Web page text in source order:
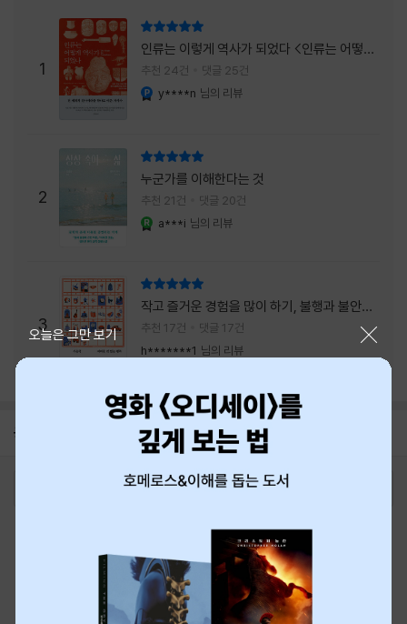
있고 무너지지 않는 것보다 다시 일어서는 일이
더 중요하다는 사실을 담담하게 보여줍니다. 그
래서 읽는 내내 위로가 과장되지 않았고, 오히
려 그 절제된 진심 덕분에 더 오래 마음에 남았
습니다. 책 곳곳에
1
인류는 이렇게 역사가 되었다 <인류는 어떻게
역사가 되었나>
추천 24건 댓글 25건
y****n 님의 리뷰
2
누군가를 이해한다는 것
추천 21건 댓글 20건
a***i 님의 리뷰
3
작고 즐거운 경험을 많이 하기, 불행과 불안을
회피하지 말기, 그리고 좋은 사람을 많이 만나
기.
추천 17건
댓글 17건
h*******1 님의 리뷰
공지 8월 신용카드 무이자할부 안내
오늘은 그만 보기
최근 본 상품
티켓 1544-6399
중고샵 1566-4295
eBook 1:1문의/채팅상담
예스이십사(주) 사업자 정보
이용약관
개인정보처리방침
청소년보호정책
PC버전
회사소개 거래처관계자께